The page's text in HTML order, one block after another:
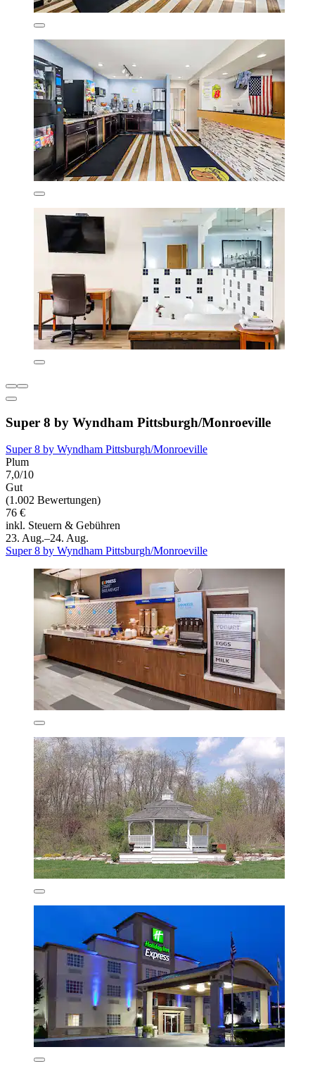
Super 8 by Wyndham Pittsburgh/Monroeville
Super 8 by Wyndham Pittsburgh/Monroeville
Plum
7,0/10
Gut
(1.002 Bewertungen)
76 €
inkl. Steuern & Gebühren
23. Aug.–24. Aug.
Super 8 by Wyndham Pittsburgh/Monroeville